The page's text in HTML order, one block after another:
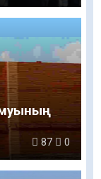
87 0